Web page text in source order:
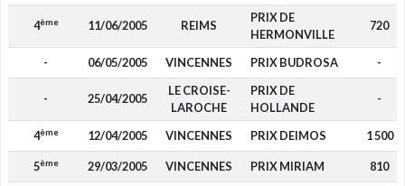
4ème 11/06/2005 REIMS
PRIX DE
HERMONVILLE
720
- 06/05/2005 VINCENNES PRIX BUDROSA -
- 25/04/2005
LE CROISE-
LAROCHE
PRIX DE
HOLLANDE
-
4ème 12/04/2005 VINCENNES PRIX DEIMOS 1 500
5ème 29/03/2005 VINCENNES PRIX MIRIAM 810